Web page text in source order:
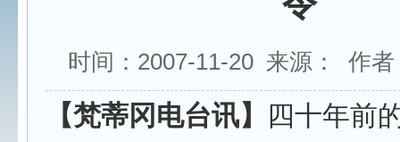
时间：2007-11-20 来源： 作者
【梵蒂冈电台讯】
四十年前